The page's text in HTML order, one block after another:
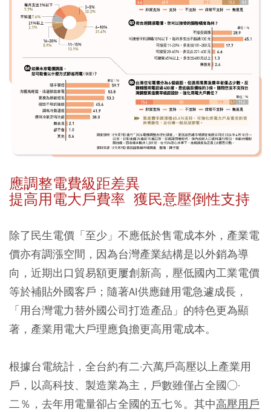
應調整電費級距差異
提高用電大戶費率 獲民意壓倒性支持
除了民生電價「至少」不應低於售電成本外，產業電
價亦有調漲空間，因為台灣產業結構是以外銷為導
向，近期出口貿易額更屢創新高，壓低國內工業電價
等於補貼外國客戶；隨著AI供應鏈用電急遽成長，
「用台灣電力替外國公司打造產品」的特色更為顯
著，產業用電大戶理應負擔更高用電成本。
根據台電統計，全台約有二·六萬戶高壓以上產業用
戶，以高科技、製造業為主，戶數雖僅占全國○·
二％，去年用電量卻占全國的五七％。其中高壓用戶